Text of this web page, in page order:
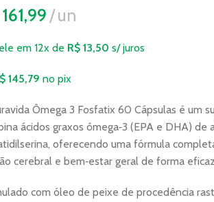
161,99 un
em 12x de R$13,50 s/ juros
145,79 no pix
Ômega 3 Fosfatix 60 Cápsulas é um
ácidos graxos ômega‑3 (EPA e DHA) de
oferecendo uma fórmula
cerebral e bem‑estar geral de forma
com óleo de peixe de procedência